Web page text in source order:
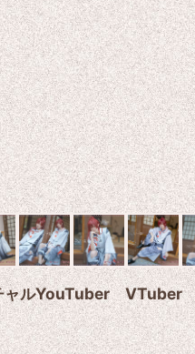
ャルYouTuber VTuber